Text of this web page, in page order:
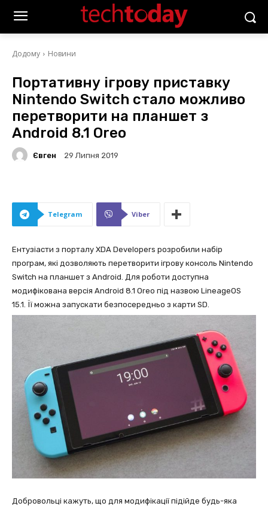
Додому Новини
Портативну ігрову приставку
Nintendo Switch стало можливо
перетворити на планшет з
Android 8.1 Oreo
Євген 29 Липня 2019
Telegram Viber
Ентузіасти з порталу XDA Developers розробили набір
програм, які дозволяють перетворити ігрову консоль Nintendo
Switch на планшет з Android. Для роботи доступна
модифікована версія Android 8.1 Oreo під назвою LineageOS
15.1. Її можна запускати безпосередньо з карти SD.
Добровольці кажуть, що для модифікації підійде будь-яка